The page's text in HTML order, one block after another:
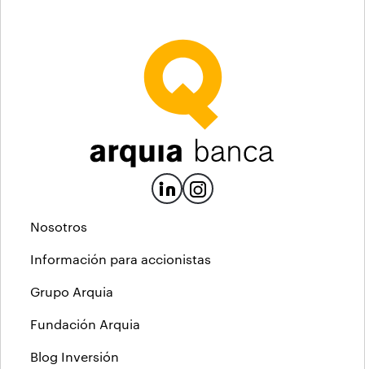
Nosotros
Información para accionistas
Grupo Arquia
Fundación Arquia
Blog Inversión